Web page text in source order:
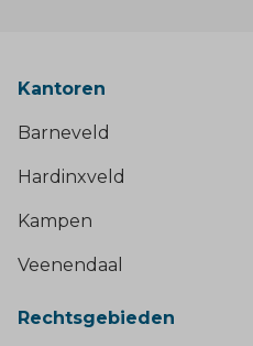
Kantoren
Barneveld
Hardinxveld
Kampen
Veenendaal
Rechtsgebieden